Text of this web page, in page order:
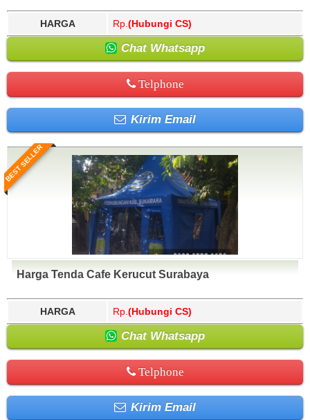
HARGA Rp. (Hubungi CS)
Chat Whatsapp
Telphone
Kirim Email
BEST SELLER
Harga Tenda Cafe Kerucut Surabaya
HARGA Rp. (Hubungi CS)
Chat Whatsapp
Telphone
Kirim Email